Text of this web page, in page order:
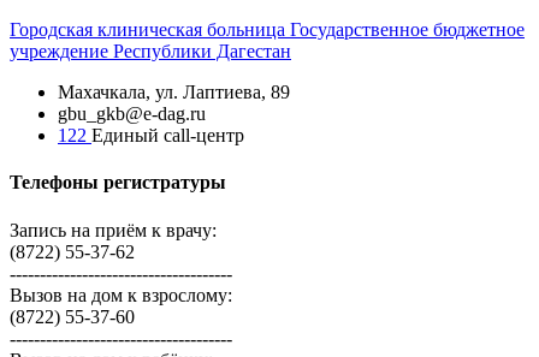
Городская клиническая больница Государственное бюджетное
учреждение Республики Дагестан
Махачкала, ​ул. Лаптиева, 89
gbu_gkb@e-dag.ru
122 Единый call-центр
Телефоны регистратуры
Запись на приём к врачу:
(8722) 55-37-62
-------------------------------------
Вызов на дом к взрослому:
(8722) 55-37-60
-------------------------------------